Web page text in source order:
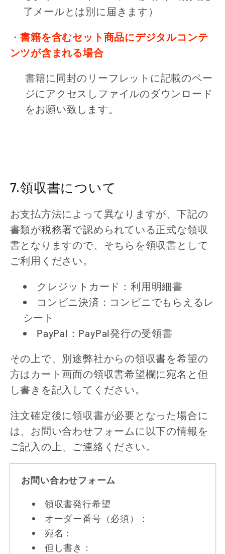
了メールとは別に届きます）
・書籍を含むセット商品にデジタルコンテ
ンツが含まれる場合
書籍に同封のリーフレットに記載のペー
ジにアクセスしファイルのダウンロード
をお願い致します。
7.領収書について
お支払方法によって異なりますが、下記の
書類が税務署で認められている正式な領収
書となりますので、そちらを領収書として
ご利用ください。
クレジットカード：利用明細書
コンビニ決済：コンビニでもらえるレ
シート
PayPal：PayPal発行の受領書
その上で、別途弊社からの領収書を希望の
方はカート画面の領収書希望欄に宛名と但
し書きを記入してください。
注文確定後に領収書が必要となった場合に
は、お問い合わせフォームに以下の情報を
ご記入の上、ご連絡ください。
お問い合わせフォーム
領収書発行希望
オーダー番号（必須）：
宛名：
但し書き：